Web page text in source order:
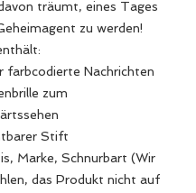
träumt, eines Tages
zu werden!
farbcodierte Nachrichten
zum
Stift
Marke, Schnurbart (Wir
das Produkt nicht auf